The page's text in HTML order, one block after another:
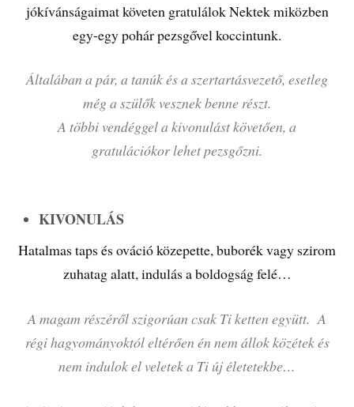
jókívánságaimat követen gratulálok Nektek miközben
egy-egy pohár pezsgővel koccintunk.
Általában a pár, a tanúk és a szertartásvezető, esetleg
még a szülők vesznek benne részt.
A többi vendéggel a kivonulást követően, a
gratulációkor lehet pezsgőzni.
KIVONULÁS
Hatalmas taps és ováció közepette, buborék vagy szirom
zuhatag alatt, indulás a boldogság felé…
A magam részéről szigorúan csak Ti ketten együtt. A
régi hagyományoktól eltérően én nem állok közétek és
nem indulok el veletek a Ti új életetekbe…